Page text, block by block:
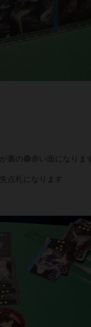
裏の🔴赤い面になります
点札になります